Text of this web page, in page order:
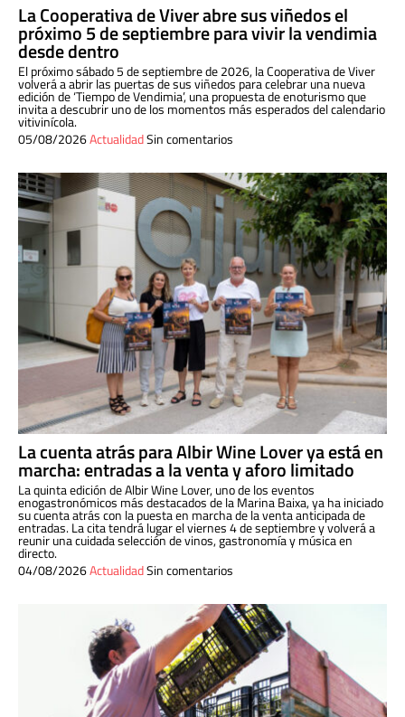
La Cooperativa de Viver abre sus viñedos el
próximo 5 de septiembre para vivir la vendimia
desde dentro
El próximo sábado 5 de septiembre de 2026, la Cooperativa de Viver
volverá a abrir las puertas de sus viñedos para celebrar una nueva
edición de ‘Tiempo de Vendimia’, una propuesta de enoturismo que
invita a descubrir uno de los momentos más esperados del calendario
vitivinícola.
05/08/2026ActualidadSin comentarios
La cuenta atrás para Albir Wine Lover ya está en
marcha: entradas a la venta y aforo limitado
La quinta edición de Albir Wine Lover, uno de los eventos
enogastronómicos más destacados de la Marina Baixa, ya ha iniciado
su cuenta atrás con la puesta en marcha de la venta anticipada de
entradas. La cita tendrá lugar el viernes 4 de septiembre y volverá a
reunir una cuidada selección de vinos, gastronomía y música en
directo.
04/08/2026ActualidadSin comentarios